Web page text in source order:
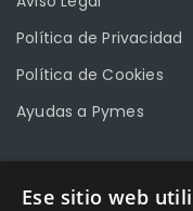
Política de Privacidad
Política de Cookies
Ayudas a Pymes
CONTACTO
Ese sitio web